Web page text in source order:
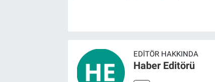
EDITÖR HAKKINDA
Haber Editörü